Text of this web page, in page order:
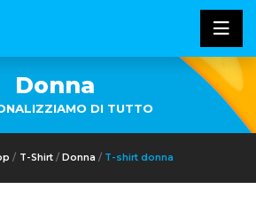
Donna
DI TUTTO
T-Shirt Donna T-shirt donna